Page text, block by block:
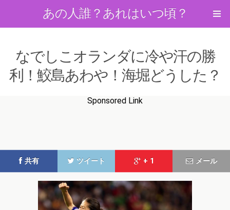
あの人誰？あれはいつ頃？
なでしこオランダに冷や汗の勝
利！鮫島あわや！海堀どうした？
Sponsored Link
共有 ツイート + 1 メール